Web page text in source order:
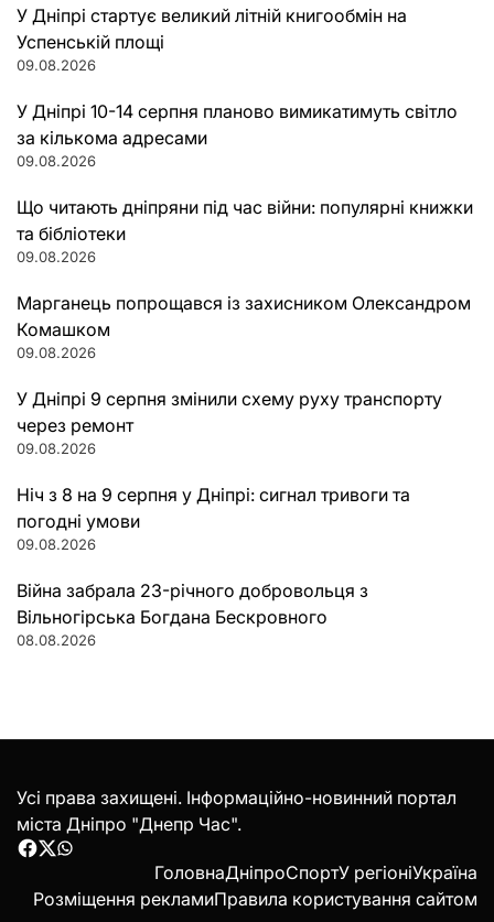
У Дніпрі стартує великий літній книгообмін на
Успенській площі
09.08.2026
У Дніпрі 10-14 серпня планово вимикатимуть світло
за кількома адресами
09.08.2026
Що читають дніпряни під час війни: популярні книжки
та бібліотеки
09.08.2026
Марганець попрощався із захисником Олександром
Комашком
09.08.2026
У Дніпрі 9 серпня змінили схему руху транспорту
через ремонт
09.08.2026
Ніч з 8 на 9 серпня у Дніпрі: сигнал тривоги та
погодні умови
09.08.2026
Війна забрала 23-річного добровольця з
Вільногірська Богдана Бескровного
08.08.2026
Усі права захищені. Інформаційно-новинний портал
міста Дніпро "Днепр Час".
Facebook
Twitter
WhatsApp
ГоловнаДніпроСпортУ регіоніУкраїна
Розміщення рекламиПравила користування сайтом